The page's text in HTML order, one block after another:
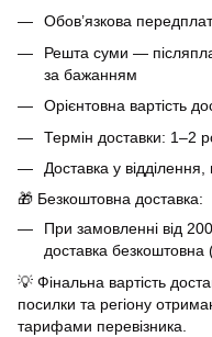
Обов’язкова
Решта суми —
за бажанням
Орієнтовна вартість
Термін доставки: 1–2
Доставка у
🎁 Безкоштовна доставка:
При замовленні від
доставка безкоштовна
💡 Фінальна вартість
посилки та регіону
тарифами перевізника.